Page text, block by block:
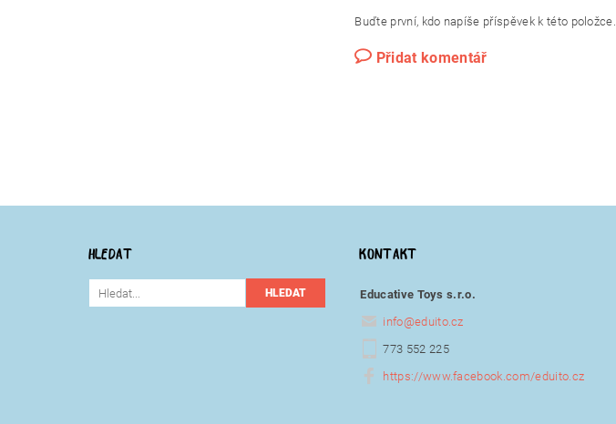
Buďte první, kdo napíše příspěvek k této položce.
Přidat komentář
HLEDAT KONTAKT
Educative Toys s.r.o.
info@eduito.cz
773 552 225
https://www.facebook.com/eduito.cz